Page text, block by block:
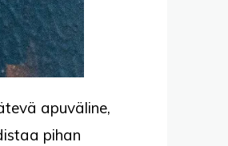
apuväline,
pihan